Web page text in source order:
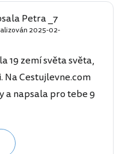
Petra _7
2025-02-
19 zemí světa světa,
Na Cestujlevne.com
a napsala pro tebe 9